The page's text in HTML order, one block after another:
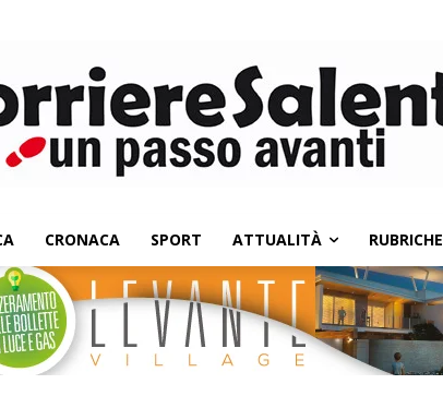
CRONACA SPORT ATTUALITÀ RUBRICHE